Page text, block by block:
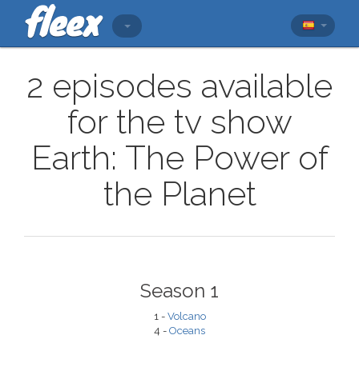
2 episodes available
for the tv show
Earth: The Power of
the Planet
Season 1
1 - Volcano
4 - Oceans